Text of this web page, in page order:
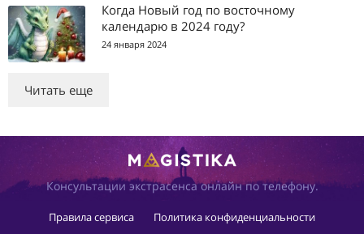
Когда Новый год по восточному
календарю в 2024 году?
24 января 2024
Читать еще
Консультации экстрасенса онлайн по телефону.
Правила сервиса
Политика конфиденциальности